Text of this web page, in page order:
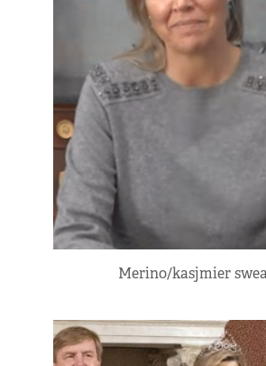
Merino/kasjmier